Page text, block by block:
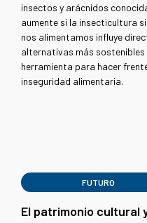
insectos y arácnidos
aumente si la insecticultura
nos alimentamos influye
alternativas más sostenibles
herramienta para hacer
inseguridad alimentaria.
FUTURO
El patrimonio cultural